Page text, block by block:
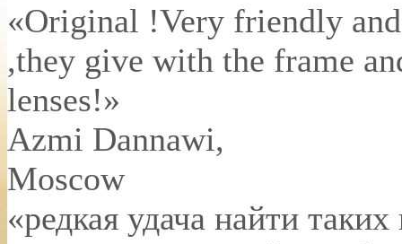
«Original !Very friendly
,they give with the frame
lenses!»
Azmi Dannawi,
Moscow
«редкая удача найти